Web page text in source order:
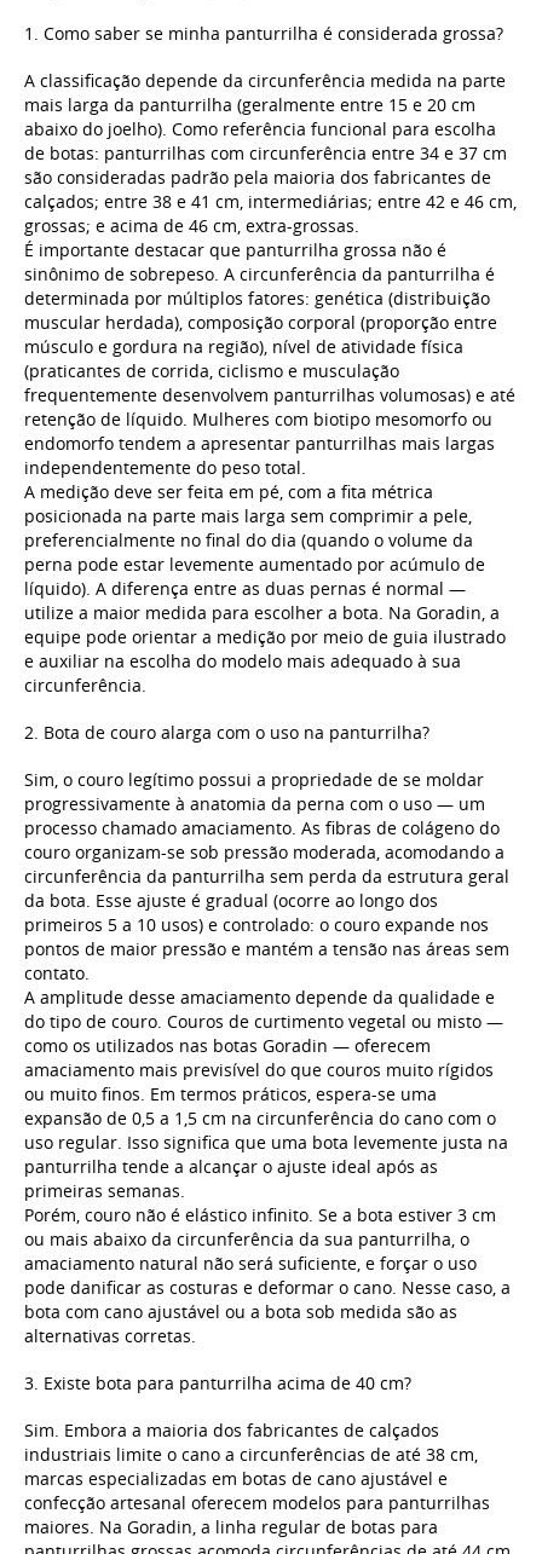
1. Como saber se minha panturrilha é considerada grossa?
A classificação depende da circunferência medida na parte
mais larga da panturrilha (geralmente entre 15 e 20 cm
abaixo do joelho). Como referência funcional para escolha
de botas: panturrilhas com circunferência entre 34 e 37 cm
são consideradas padrão pela maioria dos fabricantes de
calçados; entre 38 e 41 cm, intermediárias; entre 42 e 46 cm,
grossas; e acima de 46 cm, extra-grossas.
É importante destacar que panturrilha grossa não é
sinônimo de sobrepeso. A circunferência da panturrilha é
determinada por múltiplos fatores: genética (distribuição
muscular herdada), composição corporal (proporção entre
músculo e gordura na região), nível de atividade física
(praticantes de corrida, ciclismo e musculação
frequentemente desenvolvem panturrilhas volumosas) e até
retenção de líquido. Mulheres com biotipo mesomorfo ou
endomorfo tendem a apresentar panturrilhas mais largas
independentemente do peso total.
A medição deve ser feita em pé, com a fita métrica
posicionada na parte mais larga sem comprimir a pele,
preferencialmente no final do dia (quando o volume da
perna pode estar levemente aumentado por acúmulo de
líquido). A diferença entre as duas pernas é normal —
utilize a maior medida para escolher a bota. Na Goradin, a
equipe pode orientar a medição por meio de guia ilustrado
e auxiliar na escolha do modelo mais adequado à sua
circunferência.
2. Bota de couro alarga com o uso na panturrilha?
Sim, o couro legítimo possui a propriedade de se moldar
progressivamente à anatomia da perna com o uso — um
processo chamado amaciamento. As fibras de colágeno do
couro organizam-se sob pressão moderada, acomodando a
circunferência da panturrilha sem perda da estrutura geral
da bota. Esse ajuste é gradual (ocorre ao longo dos
primeiros 5 a 10 usos) e controlado: o couro expande nos
pontos de maior pressão e mantém a tensão nas áreas sem
contato.
A amplitude desse amaciamento depende da qualidade e
do tipo de couro. Couros de curtimento vegetal ou misto —
como os utilizados nas botas Goradin — oferecem
amaciamento mais previsível do que couros muito rígidos
ou muito finos. Em termos práticos, espera-se uma
expansão de 0,5 a 1,5 cm na circunferência do cano com o
uso regular. Isso significa que uma bota levemente justa na
panturrilha tende a alcançar o ajuste ideal após as
primeiras semanas.
Porém, couro não é elástico infinito. Se a bota estiver 3 cm
ou mais abaixo da circunferência da sua panturrilha, o
amaciamento natural não será suficiente, e forçar o uso
pode danificar as costuras e deformar o cano. Nesse caso, a
bota com cano ajustável ou a bota sob medida são as
alternativas corretas.
3. Existe bota para panturrilha acima de 40 cm?
Sim. Embora a maioria dos fabricantes de calçados
industriais limite o cano a circunferências de até 38 cm,
marcas especializadas em botas de cano ajustável e
confecção artesanal oferecem modelos para panturrilhas
maiores. Na Goradin, a linha regular de botas para